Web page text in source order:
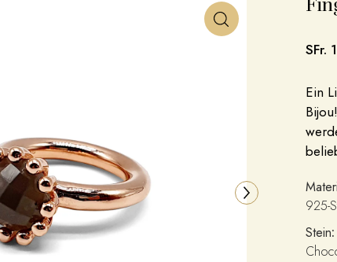
SFr.
Ein
925-
Stein: